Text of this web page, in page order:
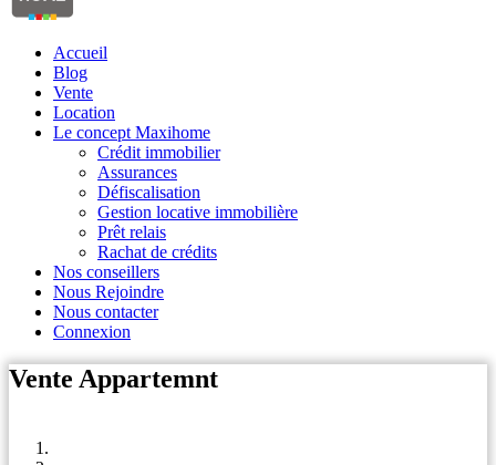
Accueil
Blog
Vente
Location
Le concept Maxihome
Crédit immobilier
Assurances
Défiscalisation
Gestion locative immobilière
Prêt relais
Rachat de crédits
Nos conseillers
Nous Rejoindre
Nous contacter
Connexion
Vente Appartemnt